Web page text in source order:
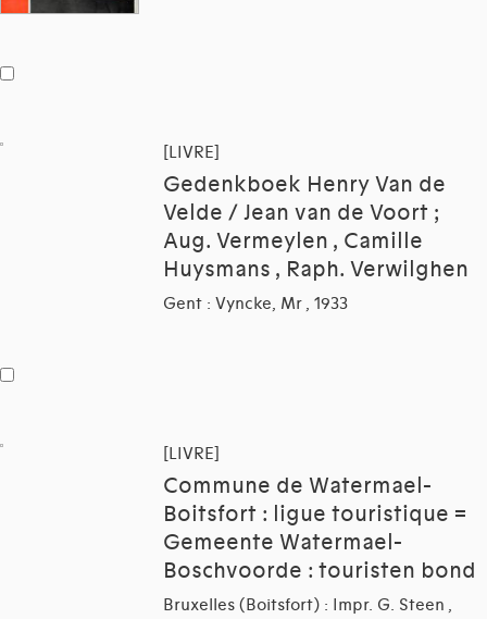
[LIVRE]
Gedenkboek Henry Van de
Velde / Jean van de Voort ;
Aug. Vermeylen , Camille
Huysmans , Raph. Verwilghen
Gent : Vyncke, Mr , 1933
[LIVRE]
Commune de Watermael-
Boitsfort : ligue touristique =
Gemeente Watermael-
Boschvoorde : touristen bond
Bruxelles (Boitsfort) : Impr. G. Steen ,